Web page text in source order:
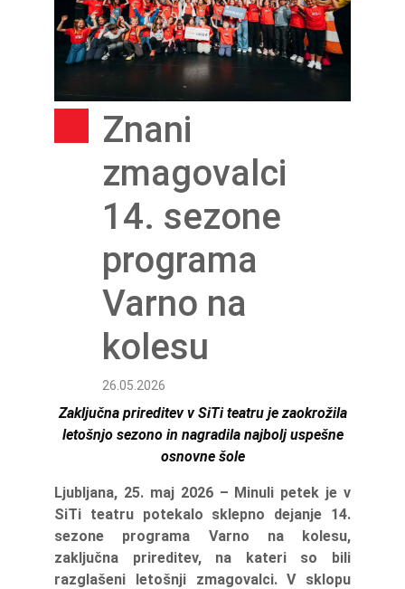
Znani
zmagovalci
14. sezone
programa
Varno na
kolesu
26.05.2026
Zaključna prireditev v SiTi teatru je zaokrožila
letošnjo sezono in nagradila najbolj uspešne
osnovne šole
Ljubljana, 25. maj 2026 – Minuli petek je v
SiTi teatru potekalo sklepno dejanje 14.
sezone programa Varno na kolesu,
zaključna prireditev, na kateri so bili
razglašeni letošnji zmagovalci. V sklopu